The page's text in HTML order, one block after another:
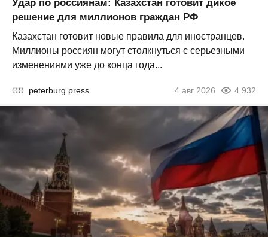
Удар по россиянам: Казахстан готовит дикое
решение для миллионов граждан РФ
Казахстан готовит новые правила для иностранцев.
Миллионы россиян могут столкнуться с серьезными
изменениями уже до конца года...
peterburg.press 4 авг 2026 4 932